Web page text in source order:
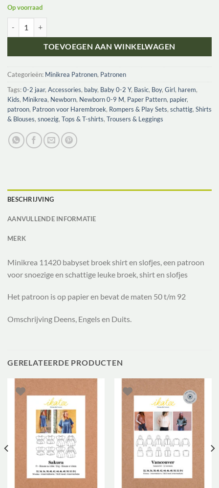
Op voorraad
TOEVOEGEN AAN WINKELWAGEN
Categorieën: Minikrea Patronen, Patronen
Tags:0-2 jaar, Accessories, baby, Baby 0-2 Y, Basic, Boy, Girl, harem,
Kids, Minikrea, Newborn, Newborn 0-9 M, Paper Pattern, papier,
patroon, Patroon voor Harembroek, Rompers & Play Sets, schattig, Shirts
& Blouses, snoezig, Tops & T-shirts, Trousers & Leggings
BESCHRIJVING
AANVULLENDE INFORMATIE
MERK
Minikrea 11420 babyset broek shirt en slofjes, een patroon
voor snoezige en schattige leuke broek, shirt en slofjes
Het patroon is op papier en bevat de maten 50 t/m 92
Omschrijving Deens, Engels en Duits.
GERELATEERDE PRODUCTEN